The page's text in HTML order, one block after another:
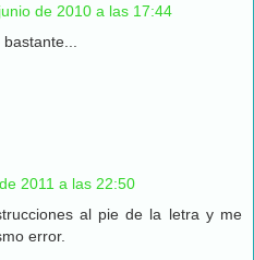
de 2010 a las 17:44
2011 a las 22:50
al pie de la letra y me
error.